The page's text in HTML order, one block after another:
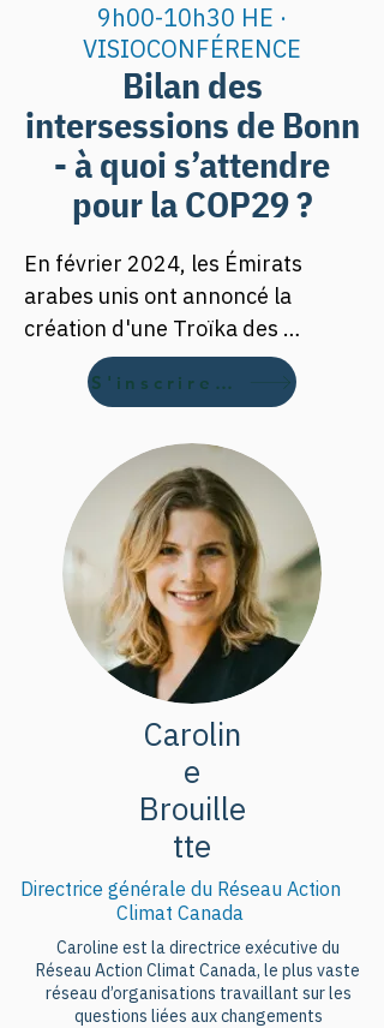
9h00-10h30 HE ·
VISIOCONFÉRENCE
Bilan des
intersessions de Bonn
- à quoi s’attendre
pour la COP29 ?
En février 2024, les Émirats
arabes unis ont annoncé la
création d'une Troïka des
présidences, une collaboration
inédite entre les trois
azerbaïdjanaise et brésilienne.
Cette initiative vise à assurer une
continuité entre les COP afin de
maintenir l'objectif des 1,5 degré
pour 2030.
La conférence de Bonn sur les
changements climatiques, moins
médiatisée mais tout aussi
importante, marquera la
première réunion de cette Troïka
des présidences. Elle permettra
également de faire le bilan des
avancées des travaux et des
décisions prises lors des COP
précédentes.
Des membres de la société civile
S'inscrire gratuitement
Carolin
e
Brouille
tte
Directrice générale du Réseau Action
Climat Canada
Caroline est la directrice exécutive du
Réseau Action Climat Canada, le plus vaste
réseau d’organisations travaillant sur les
questions liées aux changements